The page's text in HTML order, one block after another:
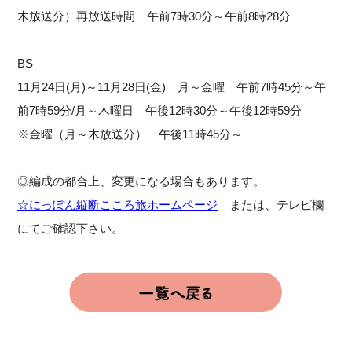
木放送分）再放送時間 午前7時30分～午前8時28分
BS
11月24日(月)～11月28日(金) 月～金曜 午前7時45分～午
前7時59分/月～木曜日 午後12時30分～午後12時59分
※金曜（月～木放送分） 午後11時45分～
◎編成の都合上、変更になる場合もあります。
☆にっぽん縦断こころ旅ホームページ または、テレビ欄
にてご確認下さい。